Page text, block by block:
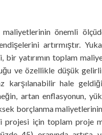
önemli
artırmıştır.
bir yatırımın toplam
ve özellikle düşük
karşılanabilir hale
artan enflasyonun,
borçlanma
projesi için toplam proje